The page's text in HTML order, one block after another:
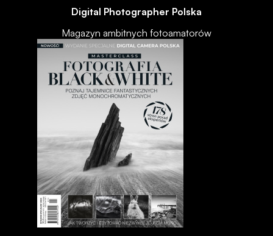
Digital Photographer Polska
Magazyn ambitnych fotoamatorów